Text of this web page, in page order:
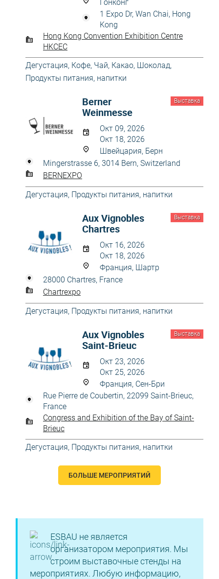
Гонконг
1 Expo Dr, Wan Chai, Hong
Kong
Hong Kong Convention Exhibition Centre
HKCEC
Дегустация, Кофе, Чай, Какао, Шоколад,
Продукты питания, напитки
Выставка
Berner
Weinmesse
Окт 09, 2026
Окт 18, 2026
Швейцария, Берн
Mingerstrasse 6, 3014 Bern, Switzerland
BERNEXPO
Дегустация, Продукты питания, напитки
Выставка
Aux Vignobles
Chartres
Окт 16, 2026
Окт 18, 2026
Франция, Шартр
28000 Chartres, France
Chartrexpo
Дегустация, Продукты питания, напитки
Выставка
Aux Vignobles
Saint-Brieuc
Окт 23, 2026
Окт 25, 2026
Франция, Сен-Бри
Rue Pierre de Coubertin, 22099 Saint-Brieuc,
France
Congress and Exhibition of the Bay of Saint-
Brieuc
Дегустация, Продукты питания, напитки
БОЛЬШЕ МЕРОПРИЯТИЙ
ESBAU не является
организатором мероприятия. Мы
строим выставочные стенды на
мероприятиях. Любую информацию,